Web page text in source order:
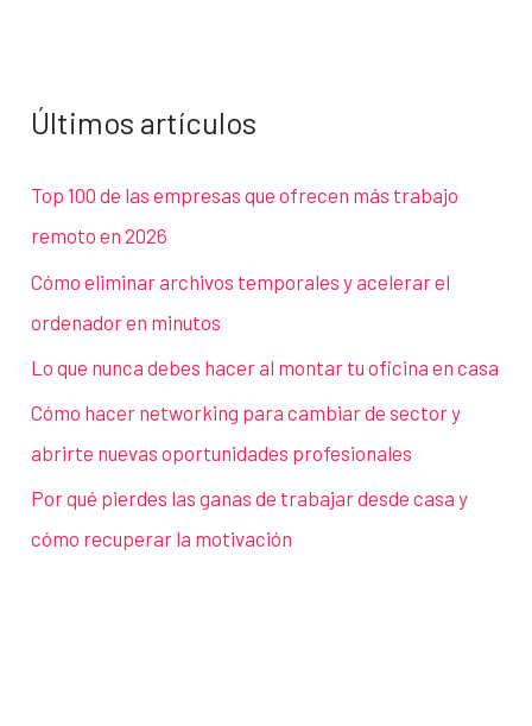
Últimos artículos
Top 100 de las empresas que ofrecen más trabajo
remoto en 2026
Cómo eliminar archivos temporales y acelerar el
ordenador en minutos
Lo que nunca debes hacer al montar tu oficina en casa
Cómo hacer networking para cambiar de sector y
abrirte nuevas oportunidades profesionales
Por qué pierdes las ganas de trabajar desde casa y
cómo recuperar la motivación